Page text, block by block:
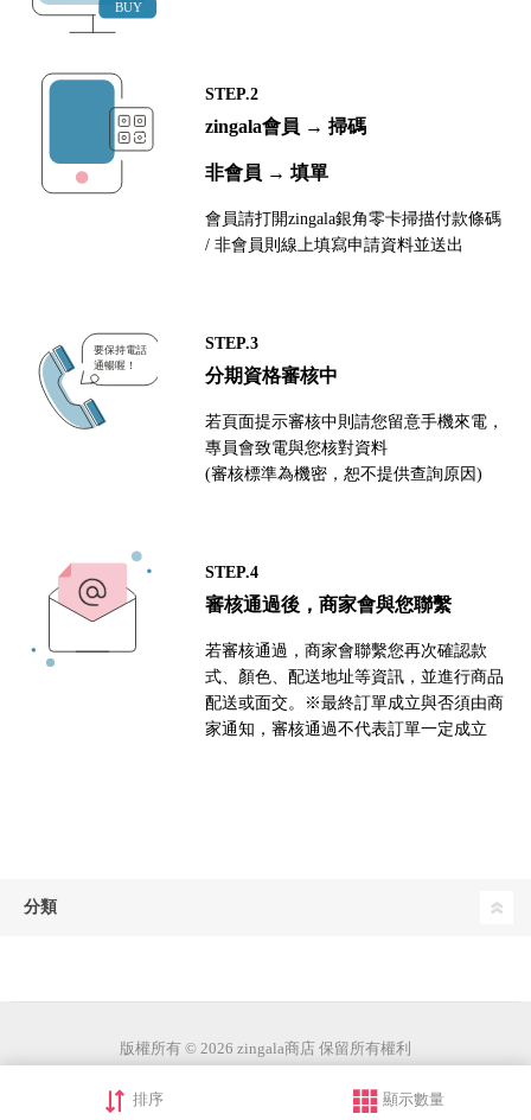
STEP.2
zingala會員 → 掃碼
非會員 → 填單
會員請打開zingala銀角零卡掃描付款條碼
/ 非會員則線上填寫申請資料並送出
STEP.3
分期資格審核中
若頁面提示審核中則請您留意手機來電，
專員會致電與您核對資料
(審核標準為機密，恕不提供查詢原因)
STEP.4
審核通過後，商家會與您聯繫
若審核通過，商家會聯繫您再次確認款
式、顏色、配送地址等資訊，並進行商品
配送或面交。※最終訂單成立與否須由商
家通知，審核通過不代表訂單一定成立
分類
版權所有 © 2026 zingala商店 保留所有權利
排序 顯示數量